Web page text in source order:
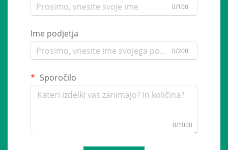
0/100
Ime podjetja
0/200
Sporočilo
0/1000